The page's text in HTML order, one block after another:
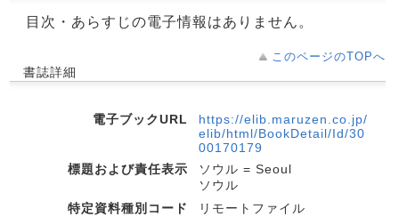
目次・あらすじの電子情報はありません。
このページのTOPへ
書誌詳細
電子ブックURL
https://elib.maruzen.co.jp/
elib/html/BookDetail/Id/30
00170179
標題および責任表示
ソウル = Seoul
ソウル
特定資料種別コード
リモートファイル